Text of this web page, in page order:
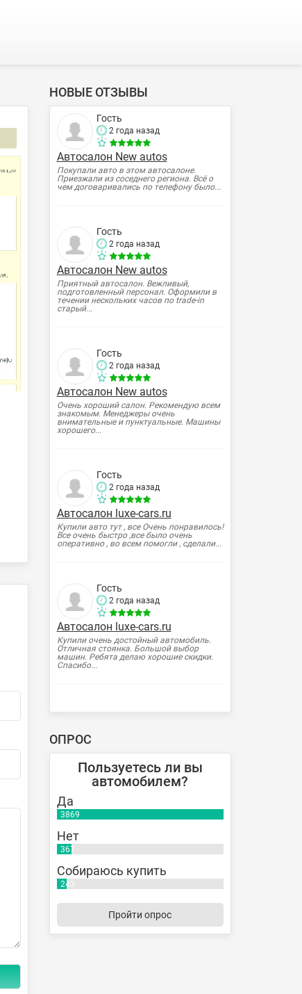
НОВЫЕ ОТЗЫВЫ
Гость
2 года назад
Автосалон New autos
Покупали авто в этом автосалоне.
Приезжали из соседнего региона. Всё о
чем договаривались по телефону было...
Гость
2 года назад
Автосалон New autos
Приятный автосалон. Вежливый,
подготовленный персонал. Оформили в
течении нескольких часов по trade-in
старый...
Гость
2 года назад
Автосалон New autos
Очень хороший салон. Рекомендую всем
знакомым. Менеджеры очень
внимательные и пунктуальные. Машины
хорошего...
Гость
2 года назад
Автосалон luxe-cars.ru
Купили авто тут , все Очень понравилось!
Все очень быстро ,все было очень
оперативно , во всем помогли , сделали...
Гость
2 года назад
Автосалон luxe-cars.ru
Купили очень достойный автомобиль.
Отличная стоянка. Большой выбор
машин. Ребята делаю хорошие скидки.
Спасибо...
ОПРОС
Пользуетесь ли вы
автомобилем?
Да
3869
Нет
367
Собираюсь купить
243
Пройти опрос